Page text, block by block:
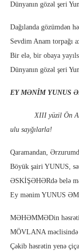
Dünyanın gözəl şeri
Dağılanda gözümdən
Sevdim Anam torpağı
Bir elə, bir obaya
Dünyanın gözəl şeri
EY MƏNİM YUNUS
XIII yüzil Ön
ulu sayğılarla!
Qaramandan,
Böyük şairi YUNUS,
ƏSKİŞƏHƏRdə belə
Ey mənim YUNUS
MƏHƏMMƏDin
MÖVLANA məclisində
Çəkib həsrətin yenə